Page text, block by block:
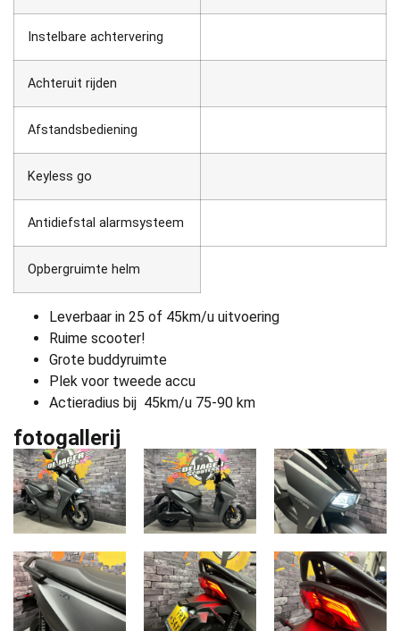
Instelbare achtervering
Achteruit rijden
Afstandsbediening
Keyless go
Antidiefstal alarmsysteem
Opbergruimte helm
Leverbaar in 25 of 45km/u uitvoering
Ruime scooter!
Grote buddyruimte
Plek voor tweede accu
Actieradius bij 45km/u 75-90 km
fotogallerij